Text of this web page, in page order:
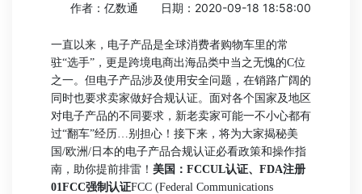
作者：亿数通 日期：2020-09-18 18:58:00
一直以来，电子产品是全球消费者购物车里的常
驻“选手”，更是跨境电商出海品类中当之无愧的C位
之一。但电子产品涉及使用安全问题，在销路广阔的
同时也要求卖家做好合规认证。面对各个国家及地区
对电子产品的不同要求，新老卖家可能一不小心都有
过“翻车”经历…别担心！接下来，将为大家揭秘美
国/欧洲/日本的电子产品合规认证必看政策和操作指
南，助你提前排雷！ 美国：FCCUL认证、FDA注册
01FCC强制认证FCC (Federal Communications